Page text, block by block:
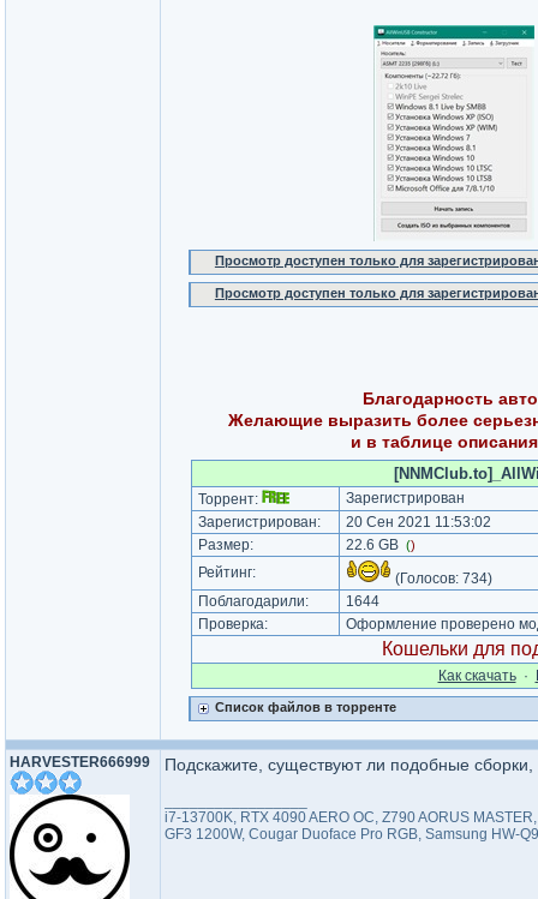
Просмотр доступен только для
Просмотр доступен только для
Благодарность
Желающие выразить более
и в таблице
Торрент:
Зарегистрирован
Зарегистрирован:
20 Сен 2021 11:53:02
Размер:
22.6 GB ()
Рейтинг: (Голосов: 734)
Поблагодарили:
1644
Проверка:
Оформление проверено
Кошельки для
Как cкачать·
Список файлов в торренте
HARVESTER666999 Подскажите, существуют ли подобные
i7-13700K, RTX 4090 AERO OC, Z790 AORUS
GF3 1200W, Cougar Duoface Pro RGB, Samsung HW-